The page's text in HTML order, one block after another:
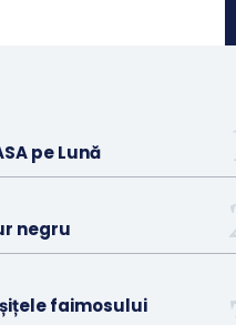
pe Lună
negru
faimosului